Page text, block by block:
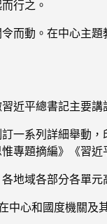
行之。
而動。在中心主
近平總書記主要
一系列詳細舉動
專題摘編》《習
地域各部分各單元
心和國度機關及